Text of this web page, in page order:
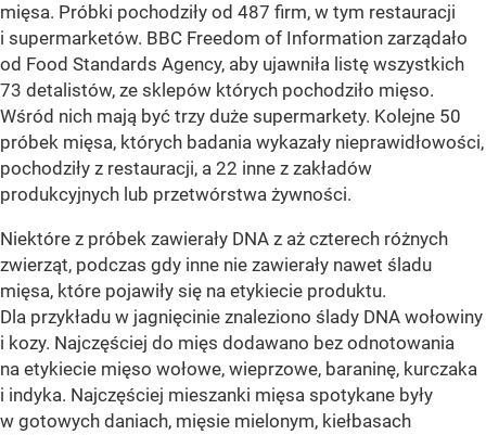
mięsa. Próbki pochodziły od 487 firm, w tym restauracji
i supermarketów. BBC Freedom of Information zarządało
od Food Standards Agency, aby ujawniła listę wszystkich
73 detalistów, ze sklepów których pochodziło mięso.
Wśród nich mają być trzy duże supermarkety. Kolejne 50
próbek mięsa, których badania wykazały nieprawidłowości,
pochodziły z restauracji, a 22 inne z zakładów
produkcyjnych lub przetwórstwa żywności.
Niektóre z próbek zawierały DNA z aż czterech różnych
zwierząt, podczas gdy inne nie zawierały nawet śladu
mięsa, które pojawiły się na etykiecie produktu.
Dla przykładu w jagnięcinie znaleziono ślady DNA wołowiny
i kozy. Najczęściej do mięs dodawano bez odnotowania
na etykiecie mięso wołowe, wieprzowe, baraninę, kurczaka
i indyka. Najczęściej mieszanki mięsa spotykane były
w gotowych daniach, mięsie mielonym, kiełbasach